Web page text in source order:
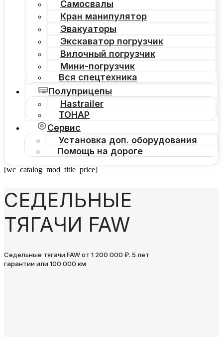
Самосвалы
Кран манипулятор
Эвакуаторы
Экскаватор погрузчик
Вилочный погрузчик
Мини-погрузчик
Вся спецтехника
Полуприцепы
Hastrailer
ТОНАР
Сервис
Установка доп. оборудования
Помощь на дороге
[wc_catalog_mod_title_price]
СЕДЕЛЬНЫЕ
ТЯГАЧИ FAW
Седельные тягачи FAW от 1 200 000 ₽. 5 лет
гарантии или 100 000 км